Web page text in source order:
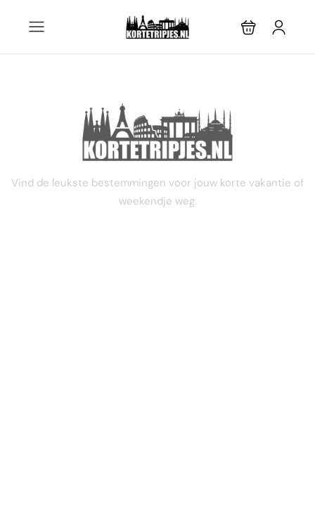
STEL JE EIGEN TRIP SAMEN
Vind de leukste bestemmingen voor jouw korte vakantie of
weekendje weg.